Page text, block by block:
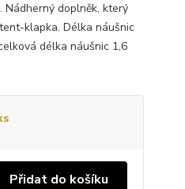
doplněk, který
klapka. Délka náušnic
délka náušnic 1,6
Přidat do košíku